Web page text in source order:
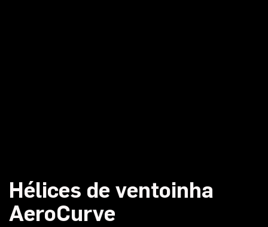
Hélices de ventoinha
AeroCurve